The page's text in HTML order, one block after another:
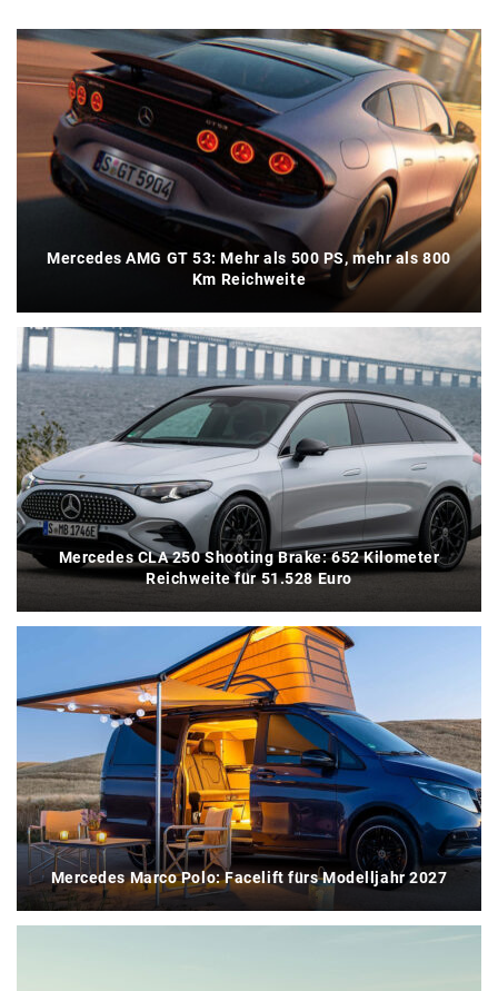
Mercedes AMG GT 53: Mehr als 500 PS, mehr als 800
Km Reichweite
Mercedes CLA 250 Shooting Brake: 652 Kilometer
Reichweite für 51.528 Euro
Mercedes Marco Polo: Facelift fürs Modelljahr 2027